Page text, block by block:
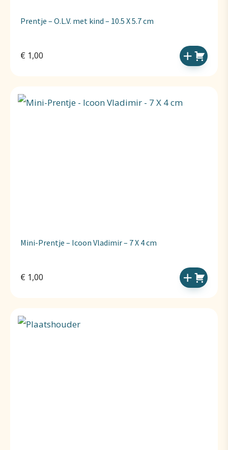
Prentje – O.L.V. met kind – 10.5 X 5.7 cm
€ 1,00
Mini-Prentje – Icoon Vladimir – 7 X 4 cm
€ 1,00